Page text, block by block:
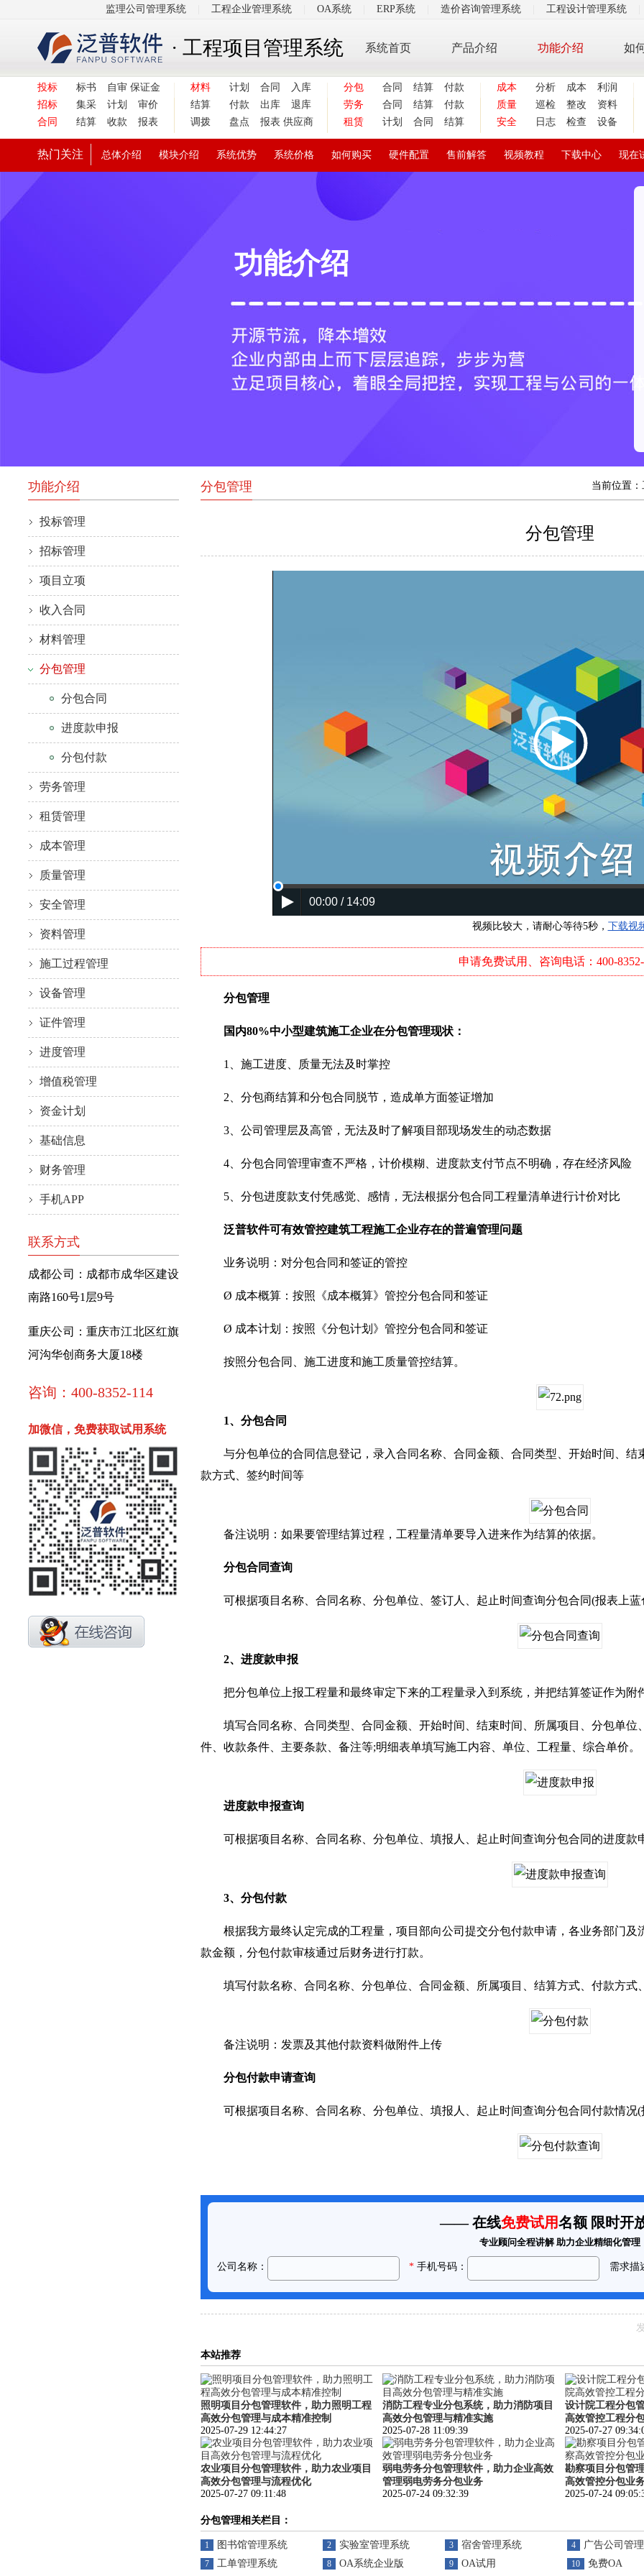
监理公司管理系统 工程企业管理系统 OA系统 ERP系统 造价咨询管理系统 工程设计管理系统
· 工程项目管理系统 系统首页 产品介绍 功能介绍 如
投标 标书 自审 保证金
招标
集采 计划
审价
合同
结算 收款 报表
材料 计划 合同
入库
结算
付款 出库
退库
调拨
盘点 报表 供应商
分包 合同 结算
付款
劳务
合同 结算
付款
租赁
计划 合同 结算
成本 分析 成本
利润
质量
巡检 整改
资料
安全
日志 检查 设备
热门关注 总体介绍 模块介绍 系统优势 系统价格 如何购买 硬件配置 售前解答 视频教程 下载中心 现在
功能介绍
功能介绍
投标管理
招标管理
项目立项
收入合同
材料管理
分包管理
分包合同
进度款申报
分包付款
劳务管理
租赁管理
成本管理
质量管理
安全管理
资料管理
施工过程管理
设备管理
证件管理
进度管理
增值税管理
资金计划
基础信息
财务管理
手机APP
联系方式
成都公司：成都市成华区建设
南路160号1层9号
重庆公司：重庆市江北区红旗
河沟华创商务大厦18楼
咨询：400-8352-114
加微信，免费获取试用系统
分包管理 当前位置：
分包管理
00:00 / 14:09
视频比较大，请耐心等待5秒， 下载视
申请免费试用、咨询电话：400-
分包管理
国内80%中小型建筑施工企业在分包管理现状：
1、施工进度、质量无法及时掌控
2、分包商结算和分包合同脱节，造成单方面签证增加
3、公司管理层及高管，无法及时了解项目部现场发生的动态数据
4、分包合同管理审查不严格，计价模糊、进度款支付节点不明确，存在经济风险
5、分包进度款支付凭感觉、感情，无法根据分包合同工程量清单进行计价对比
泛普软件可有效管控建筑工程施工企业存在的普遍管理问题
业务说明：对分包合同和签证的管控
Ø 成本概算：按照《成本概算》管控分包合同和签证
Ø 成本计划：按照《分包计划》管控分包合同和签证
按照分包合同、施工进度和施工质量管控结算。
1、分包合同
与分包单位的合同信息登记，录入合同名称、合同金额、合同类型、开始时间、结
款方式、签约时间等
备注说明：如果要管理结算过程，工程量清单要导入进来作为结算的依据。
分包合同查询
可根据项目名称、合同名称、分包单位、签订人、起止时间查询分包合同(报表上蓝
2、进度款申报
把分包单位上报工程量和最终审定下来的工程量录入到系统，并把结算签证作为附
填写合同名称、合同类型、合同金额、开始时间、结束时间、所属项目、分包单位
件、收款条件、主要条款、备注等;明细表单填写施工内容、单位、工程量、综合单价。
进度款申报查询
可根据项目名称、合同名称、分包单位、填报人、起止时间查询分包合同的进度款
3、分包付款
根据我方最终认定完成的工程量，项目部向公司提交分包付款申请，各业务部门及
款金额，分包付款审核通过后财务进行打款。
填写付款名称、合同名称、分包单位、合同金额、所属项目、结算方式、付款方式
备注说明：发票及其他付款资料做附件上传
分包付款申请查询
可根据项目名称、合同名称、分包单位、填报人、起止时间查询分包合同付款情况(
本站推荐
照明项目分包管理软件，助力照明工程
高效分包管理与成本精准控制
2025-07-29 12:44:27
消防工程专业分包系统，助力消防项目
高效分包管理与精准实施
2025-07-28 11:09:39
设计院工程分包
高效管控工程分
2025-07-27
农业项目分包管理软件，助力农业项目
高效分包管理与流程优化
2025-07-27 09:11:48
弱电劳务分包管理软件，助力企业高效
管理弱电劳务分包业务
2025-07-24 09:32:39
勘察项目分包管
高效管控分包业
2025-07-24
分包管理相关栏目：
1 图书馆管理系统 2 实验室管理系统 3 宿舍管理系统 4 广告公司管
7 工单管理系统 8 OA系统企业版 9 OA试用 10 免费OA